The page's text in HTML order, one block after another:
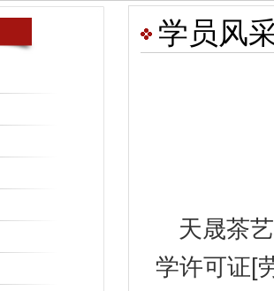
学员风
天晟茶
学许可证[